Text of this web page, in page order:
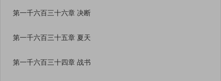
第一千六百三十六章 决断
第一千六百三十五章 夏天
第一千六百三十四章 战书